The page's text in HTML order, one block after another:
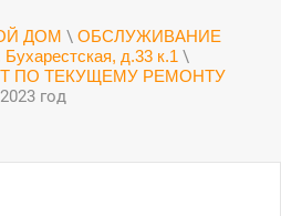
ДОМ \ ОБСЛУЖИВАНИЕ
Бухарестская, д.33 к.1 \
ПО ТЕКУЩЕМУ РЕМОНТУ
год